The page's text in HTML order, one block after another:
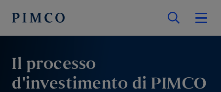
Il processo
d'investimento di PIMCO